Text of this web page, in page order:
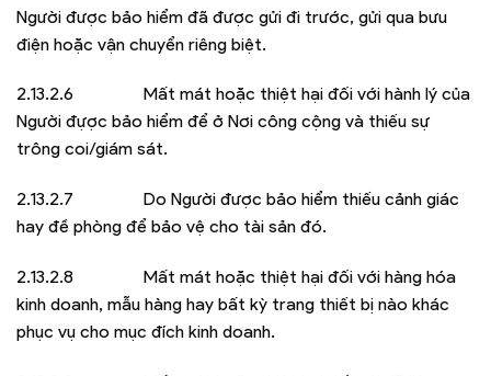
Người được bảo hiểm đã được gửi đi trước, gửi qua bưu
điện hoặc vận chuyển riêng biệt.
2.13.2.6 Mất mát hoặc thiệt hại đối với hành lý của
Người đựợc bảo hiểm để ở Nơi công cộng và thiếu sự
trông coi/giám sát.
2.13.2.7 Do Người được bảo hiểm thiếu cảnh giác
hay đề phòng để bảo vệ cho tài sản đó.
2.13.2.8 Mất mát hoặc thiệt hại đối với hàng hóa
kinh doanh, mẫu hàng hay bất kỳ trang thiết bị nào khác
phục vụ cho mục đích kinh doanh.